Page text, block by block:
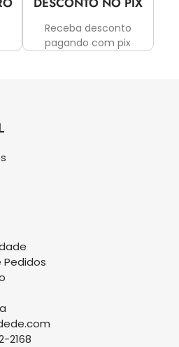
Receba desconto
pagando com pix
2168